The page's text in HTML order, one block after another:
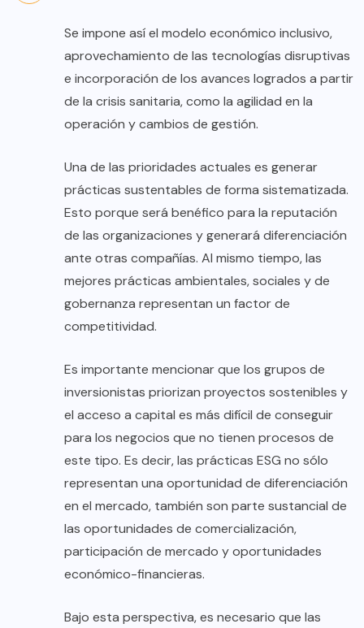
Se impone así el modelo económico inclusivo,
aprovechamiento de las tecnologías disruptivas
e incorporación de los avances logrados a partir
de la crisis sanitaria, como la agilidad en la
operación y cambios de gestión.
Una de las prioridades actuales es generar
prácticas sustentables de forma sistematizada.
Esto porque será benéfico para la reputación
de las organizaciones y generará diferenciación
ante otras compañías. Al mismo tiempo, las
mejores prácticas ambientales, sociales y de
gobernanza representan un factor de
competitividad.
Es importante mencionar que los grupos de
inversionistas priorizan proyectos sostenibles y
el acceso a capital es más difícil de conseguir
para los negocios que no tienen procesos de
este tipo. Es decir, las prácticas ESG no sólo
representan una oportunidad de diferenciación
en el mercado, también son parte sustancial de
las oportunidades de comercialización,
participación de mercado y oportunidades
económico-financieras.
Bajo esta perspectiva, es necesario que las